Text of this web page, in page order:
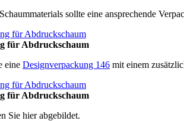
sollte eine ansprechende
für Abdruckschaum
eine Designverpackung 146 mit einem
für Abdruckschaum
Sie hier abgebildet.